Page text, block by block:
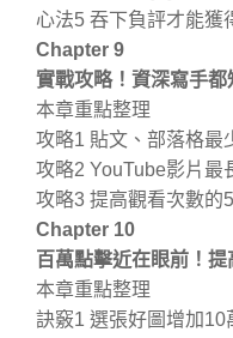
心法5 吞下負評才能獲
Chapter 9
實戰攻略！資深寫手都
本章重點整理
攻略1 貼文、部落格最
攻略2 YouTube影片最
攻略3 提高觀看次數的
Chapter 10
百萬點擊近在眼前！
本章重點整理
訣竅1 選張好圖增加10